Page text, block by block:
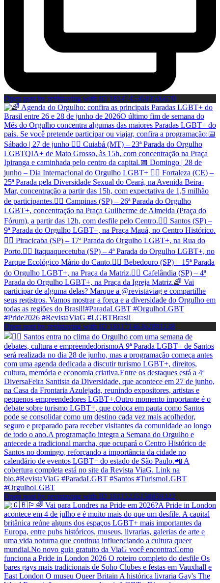
Open post by revistaviag with ID 18147453649506670
Open post by revistaviag with ID 18117146362891138
Open post by revistaviag with ID 18115235158859322